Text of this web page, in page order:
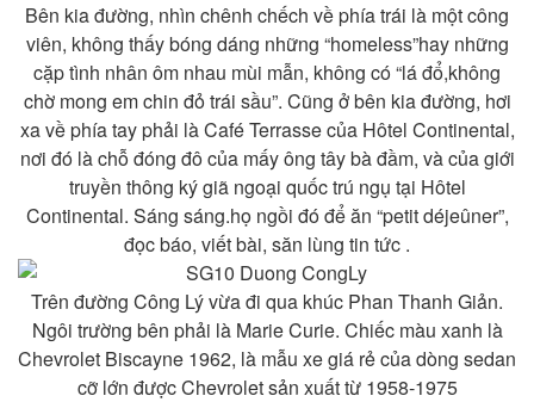
Bên kia đường, nhìn chênh chếch về phía trái là một công
viên, không thấy bóng dáng những “homeless”hay những
cặp tình nhân ôm nhau mùi mẫn, không có “lá đổ,không
chờ mong em chin đỏ trái sầu”. Cũng ở bên kia đường, hơi
xa về phía tay phải là Café Terrasse của Hôtel Continental,
nơi đó là chỗ đóng đô của mấy ông tây bà đầm, và của giới
truyền thông ký giã ngoại quốc trú ngụ tại Hôtel
Continental. Sáng sáng.họ ngồi đó để ăn “petit déjeûner”,
đọc báo, viết bài, săn lùng tin tức .
Trên đường Công Lý vừa đi qua khúc Phan Thanh Giản.
Ngôi trường bên phải là Marie Curie. Chiếc màu xanh là
Chevrolet Biscayne 1962, là mẫu xe giá rẻ của dòng sedan
cỡ lớn được Chevrolet sản xuất từ 1958-1975